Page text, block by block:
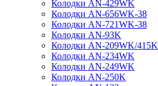
Колодки AN-429WK
Колодки AN-656WK-38
Колодки AN-721WK-38
Колодки AN-93K
Колодки AN-209WK/415K
Колодки AN-234WK
Колодки AN-249WK
Колодки AN-250K